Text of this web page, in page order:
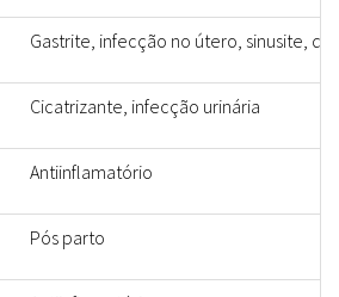
Gastrite, infecção no útero, sinusite,
Cicatrizante, infecção urinária
Antiinflamatório
Pós parto